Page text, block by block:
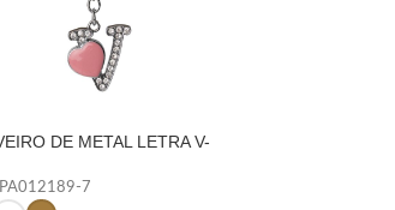
DE METAL LETRA V-
PA012189-7